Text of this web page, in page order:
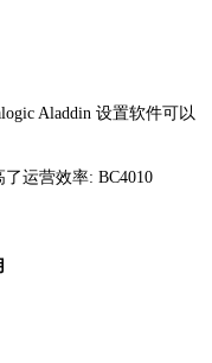
Aladdin 设置软件可以
运营效率: BC4010